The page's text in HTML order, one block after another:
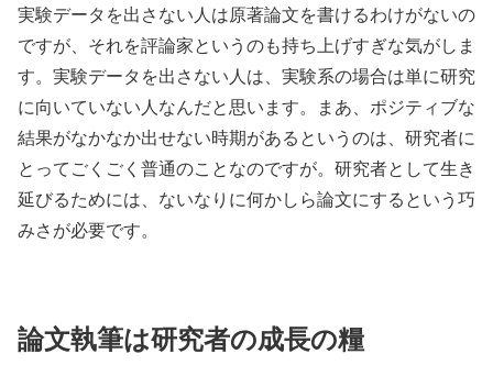
実験データを出さない人は原著論文を書けるわけがないの
ですが、それを評論家というのも持ち上げすぎな気がしま
す。実験データを出さない人は、実験系の場合は単に研究
に向いていない人なんだと思います。まあ、ポジティブな
結果がなかなか出せない時期があるというのは、研究者に
とってごくごく普通のことなのですが。研究者として生き
延びるためには、ないなりに何かしら論文にするという巧
みさが必要です。
論文執筆は研究者の成長の糧